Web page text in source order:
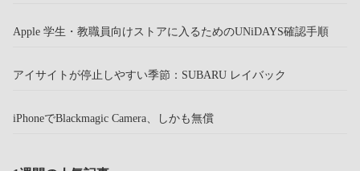
Apple 学生・教職員向けストアに入るためのUNiDAYS確認手順
アイサイトが停止しやすい季節：SUBARU レイバック
iPhoneでBlackmagic Camera、しかも無償